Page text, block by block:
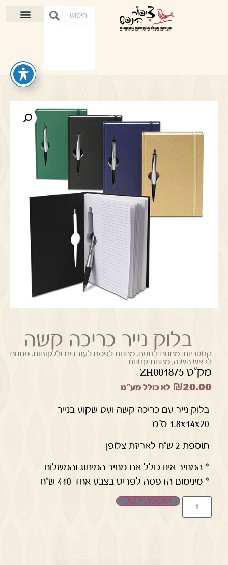
בלוק נייר כריכה קשה
קטגוריות: מתנות לחגים,מתנות לפסח לעובדים וללקוחות,מתנות
לראש השנה,מתנות קטנות
מק"ט ZH001875
₪20.00 לא כולל מע"מ
בלוק נייר עם כריכה קשה ועט שקוע בנייר
1.8x14x20 ס"מ
תוספת 2 ש"ח לאריזת צלופן
* המחיר אינו כולל את מחיר המיתוג והמשלוח
* מינימום הדפסה לפריט בצבע אחד 410 ש"ח
הוספה לסל